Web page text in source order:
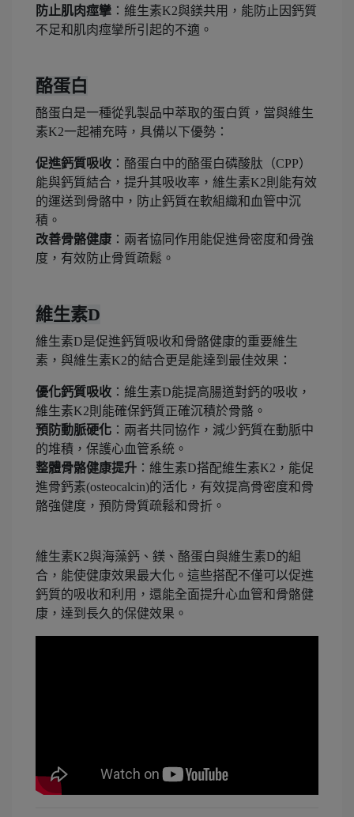
防止肌肉痙攣 ：維生素K2與鎂共用，能防止因鈣質
不足和肌肉痙攣所引起的不適。
酪蛋白
酪蛋白是一種從乳製品中萃取的蛋白質，當與維生
素K2一起補充時，具備以下優勢：
促進鈣質吸收 ：酪蛋白中的酪蛋白磷酸肽（CPP）
能與鈣質結合，提升其吸收率，維生素K2則能有效
的運送到骨骼中，防止鈣質在軟組織和血管中沉
積。
改善骨骼健康 ：兩者協同作用能促進骨密度和骨強
度，有效防止骨質疏鬆。
維生素D
維生素D是促進鈣質吸收和骨骼健康的重要維生
素，與維生素K2的結合更是能達到最佳效果：
優化鈣質吸收 ：維生素D能提高腸道對鈣的吸收，
維生素K2則能確保鈣質正確沉積於骨骼。
預防動脈硬化 ：兩者共同協作，減少鈣質在動脈中
的堆積，保護心血管系統。
整體骨骼健康提升 ：維生素D搭配維生素K2，能促
進骨鈣素(osteocalcin)的活化，有效提高骨密度和骨
骼強健度，預防骨質疏鬆和骨折。
維生素K2與海藻鈣、鎂、酪蛋白與維生素D的組
合，能使健康效果最大化。這些搭配不僅可以促進
鈣質的吸收和利用，還能全面提升心血管和骨骼健
康，達到長久的保健效果。